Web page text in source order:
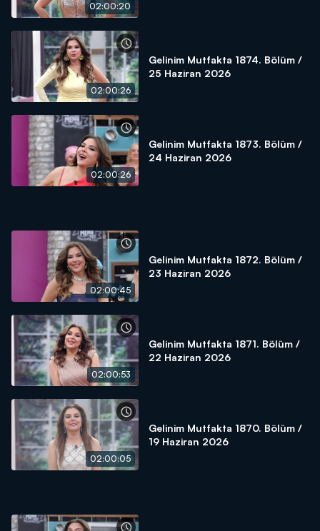
02:00:20
02:00:26
Gelinim Mutfakta 1874. Bölüm /
25 Haziran 2026
02:00:26
Gelinim Mutfakta 1873. Bölüm /
24 Haziran 2026
02:00:45
Gelinim Mutfakta 1872. Bölüm /
23 Haziran 2026
02:00:53
Gelinim Mutfakta 1871. Bölüm /
22 Haziran 2026
02:00:05
Gelinim Mutfakta 1870. Bölüm /
19 Haziran 2026